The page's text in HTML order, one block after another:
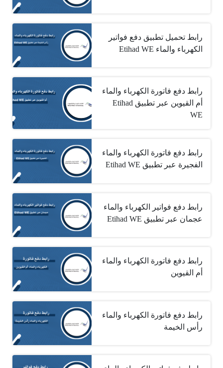
رابط تحميل تطبيق دفع فواتير
الكهرباء والماء ‏Etihad WE
رابط دفع فاتورة الكهرباء والماء
أم القيوين عبر تطبيق ‏Etihad
WE
رابط دفع فاتورة الكهرباء والماء
الفجيرة عبر تطبيق ‏Etihad WE
رابط دفع فواتير الكهرباء والماء
عجمان عبر تطبيق ‏Etihad WE
رابط دفع فاتورة الكهرباء والماء
أم القيوين
رابط دفع فاتورة الكهرباء والماء
رأس الخيمة